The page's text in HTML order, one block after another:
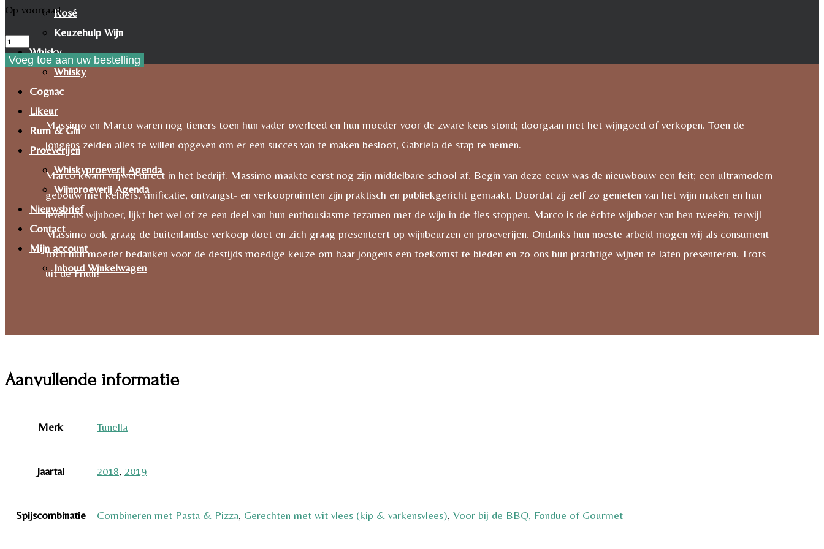
Rosé
Keuzehulp Wijn
Whisky
Whisky
Cognac
Likeur
Rum & Gin
Proeverijen
Whiskyproeverij Agenda
Wijnproeverij Agenda
Nieuwsbrief
Contact
Mijn account
Inhoud Winkelwagen
Op voorraad
Tunella
Refosco
Voeg toe aan uw bestelling
Massimo en Marco waren nog tieners toen hun vader overleed en hun moeder voor de zware keus stond; doorgaan met het wijngoed of verkopen. Toen de
jongens zeiden alles te willen opgeven om er een succes van te maken besloot, Gabriela de stap te nemen.
Marco kwam vrijwel direct in het bedrijf. Massimo maakte eerst nog zijn middelbare school af. Begin van deze eeuw was de nieuwbouw een feit; een ultramodern
gebouw met kelders, vinificatie, ontvangst- en verkoopruimten zijn praktisch en publiekgericht gemaakt. Doordat zij zelf zo genieten van het wijn maken en hun
leven als wijnboer, lijkt het wel of ze een deel van hun enthousiasme tezamen met de wijn in de fles stoppen. Marco is de échte wijnboer van hen tweeën, terwijl
Massimo ook graag de buitenlandse verkoop doet en zich graag presenteert op wijnbeurzen en proeverijen. Ondanks hun noeste arbeid mogen wij als consument
toch hun moeder bedanken voor de destijds moedige keuze om haar jongens een toekomst te bieden en zo ons hun prachtige wijnen te laten presenteren. Trots
uit de Friuli!
Aanvullende informatie
Merk Tunella
Jaartal 2018, 2019
Spijscombinatie Combineren met Pasta & Pizza, Gerechten met wit vlees (kip & varkensvlees), Voor bij de BBQ, Fondue of Gourmet